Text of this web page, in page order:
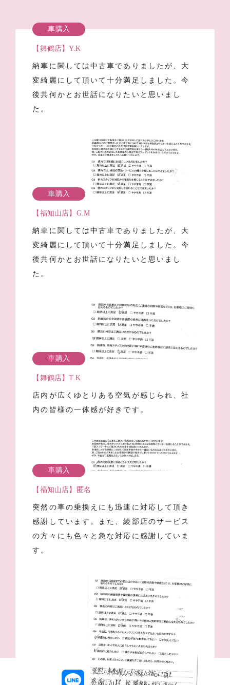
車購入
【舞鶴店】Y.K
納車に関しては中古車でありましたが、大
変綺麗にして頂いて十分満足しました。今
後共何かとお世話になりたいと思いまし
た。
車購入
【福知山店】G.M
納車に関しては中古車でありましたが、大
変綺麗にして頂いて十分満足しました。今
後共何かとお世話になりたいと思いまし
た。
車購入
【舞鶴店】T.K
店内が広くゆとりある空気が感じられ、社
内の皆様の一体感が好きです。
車購入
【福知山店】匿名
突然の車の乗換えにも迅速に対応して頂き
感謝しています。また、綾部店のサービス
の方々にも色々と急な対応に感謝していま
す。
3 4